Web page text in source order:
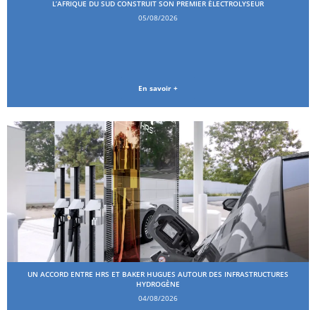
L’AFRIQUE DU SUD CONSTRUIT SON PREMIER ÉLECTROLYSEUR
05/08/2026
En savoir +
UN ACCORD ENTRE HRS ET BAKER HUGUES AUTOUR DES INFRASTRUCTURES
HYDROGÈNE
04/08/2026